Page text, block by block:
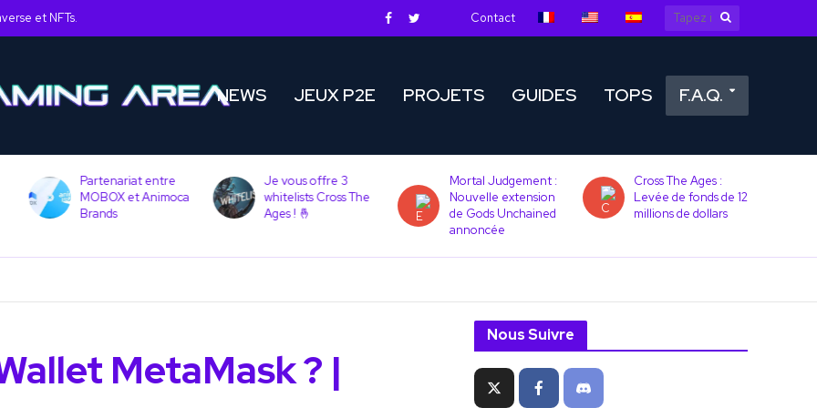
et NFTs. Contact
NEWS JEUX P2E PROJETS GUIDES TOPS F.A.Q.
Partenariat entre
MOBOX et Animoca
Brands
Je vous offre 3
whitelists Cross The
Ages ! 🤞
Mortal Judgement :
Nouvelle extension
de Gods Unchained
annoncée
Cross The Ages :
Levée de fonds de 12
millions de dollars
MetaMask ? |
Nous Suivre